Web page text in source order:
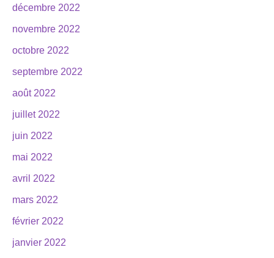
décembre 2022
novembre 2022
octobre 2022
septembre 2022
août 2022
juillet 2022
juin 2022
mai 2022
avril 2022
mars 2022
février 2022
janvier 2022